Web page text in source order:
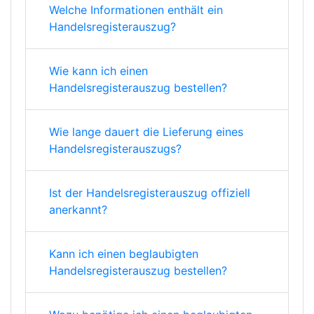
Welche Informationen enthält ein
Handelsregisterauszug?
Wie kann ich einen
Handelsregisterauszug bestellen?
Wie lange dauert die Lieferung eines
Handelsregisterauszugs?
Ist der Handelsregisterauszug offiziell
anerkannt?
Kann ich einen beglaubigten
Handelsregisterauszug bestellen?